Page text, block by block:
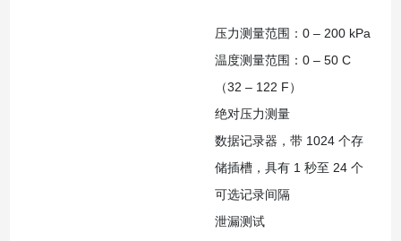
压力测量范围：0 – 200 kPa
温度测量范围：0 – 50 C
（32 – 122 F）
绝对压力测量
数据记录器，带 1024 个存
储插槽，具有 1 秒至 24 个
可选记录间隔
泄漏测试